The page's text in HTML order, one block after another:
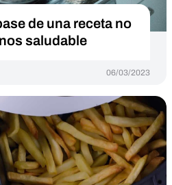
de una receta no
saludable
06/03/2023